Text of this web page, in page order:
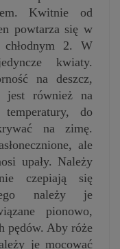
Kwitnie od
powtarza się w
2. W
kwiaty.
na deszcz,
jest również na
do
na zimę.
ale
upały. Należy
czepiają się
należy je
pionowo,
pędów. Aby róże
je mocować